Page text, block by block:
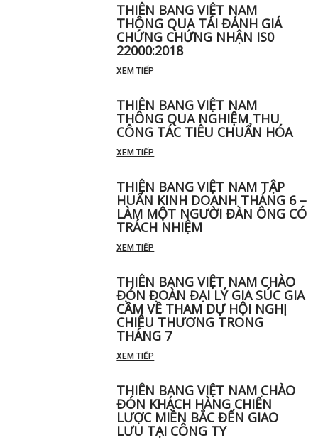
THIÊN BANG VIỆT NAM
THÔNG QUA TÁI ĐÁNH GIÁ
CHỨNG CHỨNG NHẬN IS0
22000:2018
XEM TIẾP
THIÊN BANG VIỆT NAM
THÔNG QUA NGHIỆM THU
CÔNG TÁC TIÊU CHUẨN HÓA
XEM TIẾP
THIÊN BANG VIỆT NAM TẬP
HUẤN KINH DOANH THÁNG 6 –
LÀM MỘT NGƯỜI ĐÀN ÔNG CÓ
TRÁCH NHIỆM
XEM TIẾP
THIÊN BANG VIỆT NAM CHÀO
ĐÓN ĐOÀN ĐẠI LÝ GIA SÚC GIA
CẦM VỀ THAM DỰ HỘI NGHỊ
CHIÊU THƯƠNG TRONG
THÁNG 7
XEM TIẾP
THIÊN BANG VIỆT NAM CHÀO
ĐÓN KHÁCH HÀNG CHIẾN
LƯỢC MIỀN BẮC ĐẾN GIAO
LƯU TẠI CÔNG TY